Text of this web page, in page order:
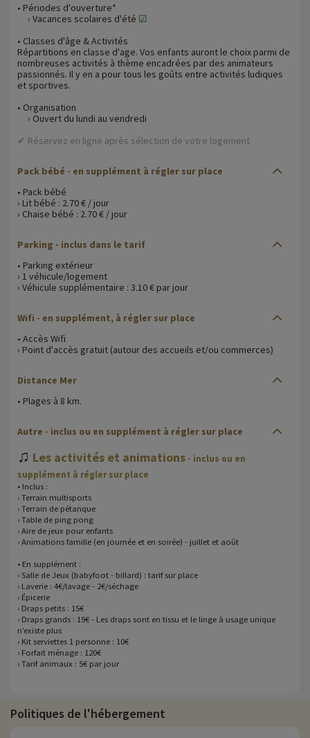
• Périodes d'ouverture*
› Vacances scolaires d'été ☑
• Classes d'âge & Activités
Répartitions en classe d'age. Vos enfants auront le choix parmi de
nombreuses activités à thème encadrées par des animateurs
passionnés. Il y en a pour tous les goûts entre activités ludiques
et sportives.
• Organisation
› Ouvert du lundi au vendredi
✔ Réservez en ligne après sélection de votre logement
Pack bébé - en supplément à régler sur place
• Pack bébé
› Lit bébé : 2.70 € / jour
› Chaise bébé : 2.70 € / jour
Parking - inclus dans le tarif
• Parking extérieur
› 1 véhicule/logement
› Véhicule supplémentaire : 3.10 € par jour
Wifi - en supplément, à régler sur place
• Accès Wifi
› Point d'accès gratuit (autour des accueils et/ou commerces)
Distance Mer
• Plages à 8 km.
Autre - inclus ou en supplément à régler sur place
♫ Les activités et animations - inclus ou en
supplément à régler sur place
• Inclus :
› Terrain multisports
› Terrain de pétanque
› Table de ping pong
› Aire de jeux pour enfants
› Animations famille (en journée et en soirée) - juillet et août
• En supplément :
› Salle de Jeux (babyfoot - billard) : tarif sur place
› Laverie : 4€/lavage - 2€/séchage
› Épicerie
› Draps petits : 15€
› Draps grands : 19€ - Les draps sont en tissu et le linge à usage unique
n’existe plus
› Kit serviettes 1 personne : 10€
› Forfait ménage : 120€
› Tarif animaux : 5€ par jour
Politiques de l'hébergement